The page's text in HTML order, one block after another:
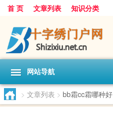
首 页 文章列表 知识分类
网站导航
> 文章列表 > bb霜cc霜哪种好